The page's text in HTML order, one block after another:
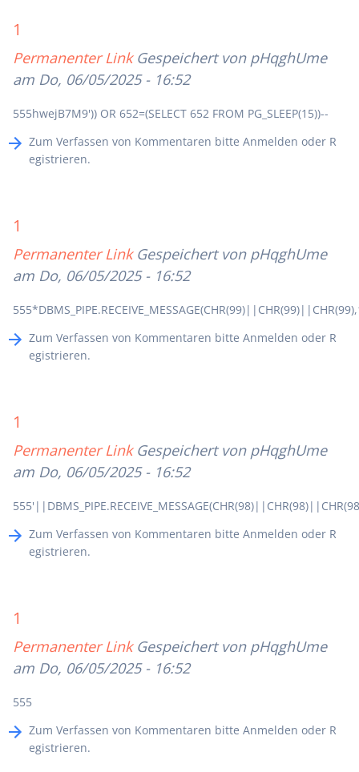
1
Permanenter Link Gespeichert von pHqghUme
am Do, 06/05/2025 - 16:52
555hwejB7M9')) OR 652=(SELECT 652 FROM PG_SLEEP(15))--
Zum Verfassen von Kommentaren bitte Anmelden oder R
egistrieren.
1
Permanenter Link Gespeichert von pHqghUme
am Do, 06/05/2025 - 16:52
Zum Verfassen von Kommentaren bitte Anmelden oder R
egistrieren.
1
Permanenter Link Gespeichert von pHqghUme
am Do, 06/05/2025 - 16:52
Zum Verfassen von Kommentaren bitte Anmelden oder R
egistrieren.
1
Permanenter Link Gespeichert von pHqghUme
am Do, 06/05/2025 - 16:52
555
Zum Verfassen von Kommentaren bitte Anmelden oder R
egistrieren.